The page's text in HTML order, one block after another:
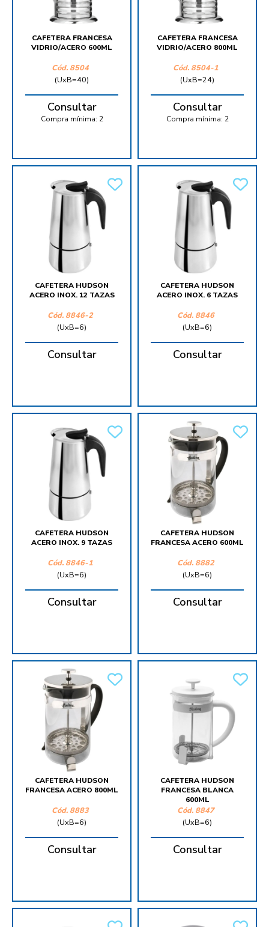
CAFETERA FRANCESA
VIDRIO/ACERO 600ML
Cód. 8504
(UxB=40)
Consultar
Compra mínima: 2
CAFETERA FRANCESA
VIDRIO/ACERO 800ML
Cód. 8504-1
(UxB=24)
Consultar
Compra mínima: 2
CAFETERA HUDSON
ACERO INOX. 12 TAZAS
Cód. 8846-2
(UxB=6)
Consultar
CAFETERA HUDSON
ACERO INOX. 6 TAZAS
Cód. 8846
(UxB=6)
Consultar
CAFETERA HUDSON
ACERO INOX. 9 TAZAS
Cód. 8846-1
(UxB=6)
Consultar
CAFETERA HUDSON
FRANCESA ACERO 600ML
Cód. 8882
(UxB=6)
Consultar
CAFETERA HUDSON
FRANCESA ACERO 800ML
Cód. 8883
(UxB=6)
Consultar
CAFETERA HUDSON
FRANCESA BLANCA
600ML
Cód. 8847
(UxB=6)
Consultar